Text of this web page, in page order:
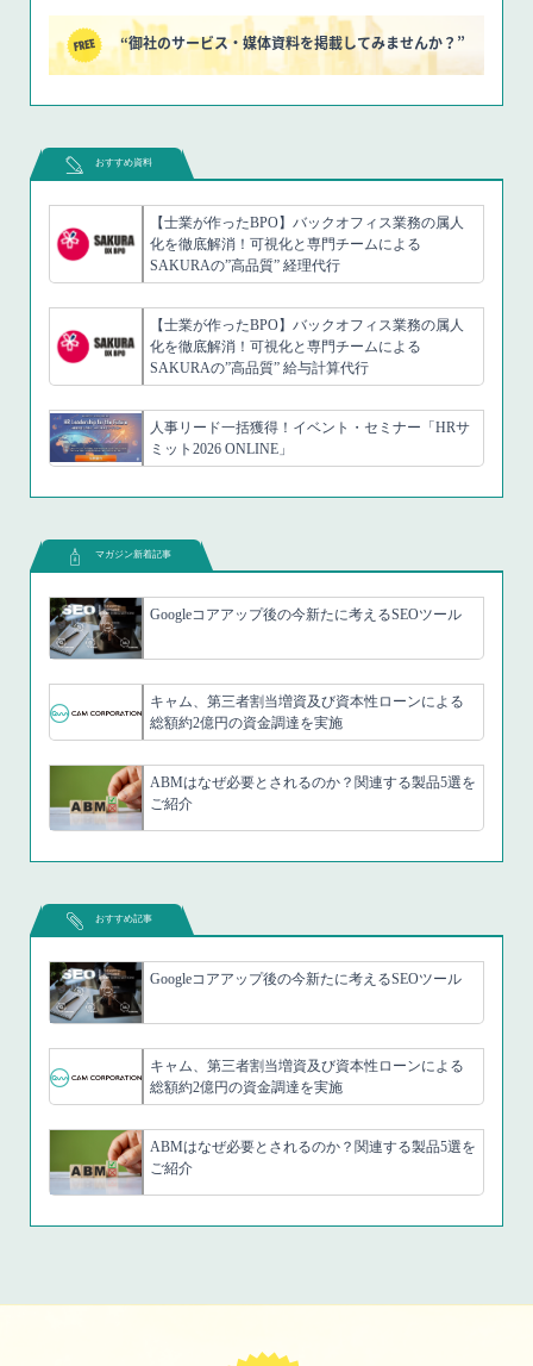
“御社のサービス・媒体資料を掲載してみませんか？”
おすすめ資料
【士業が作ったBPO】バックオフィス業務の属人
化を徹底解消！可視化と専門チームによる
SAKURAの”高品質” 経理代行
【士業が作ったBPO】バックオフィス業務の属人
化を徹底解消！可視化と専門チームによる
SAKURAの”高品質” 給与計算代行
人事リード一括獲得！イベント・セミナー「HRサ
ミット2026 ONLINE」
マガジン新着記事
Googleコアアップ後の今新たに考えるSEOツール
キャム、第三者割当増資及び資本性ローンによる
総額約2億円の資金調達を実施
ABMはなぜ必要とされるのか？関連する製品5選を
ご紹介
おすすめ記事
Googleコアアップ後の今新たに考えるSEOツール
キャム、第三者割当増資及び資本性ローンによる
総額約2億円の資金調達を実施
ABMはなぜ必要とされるのか？関連する製品5選を
ご紹介